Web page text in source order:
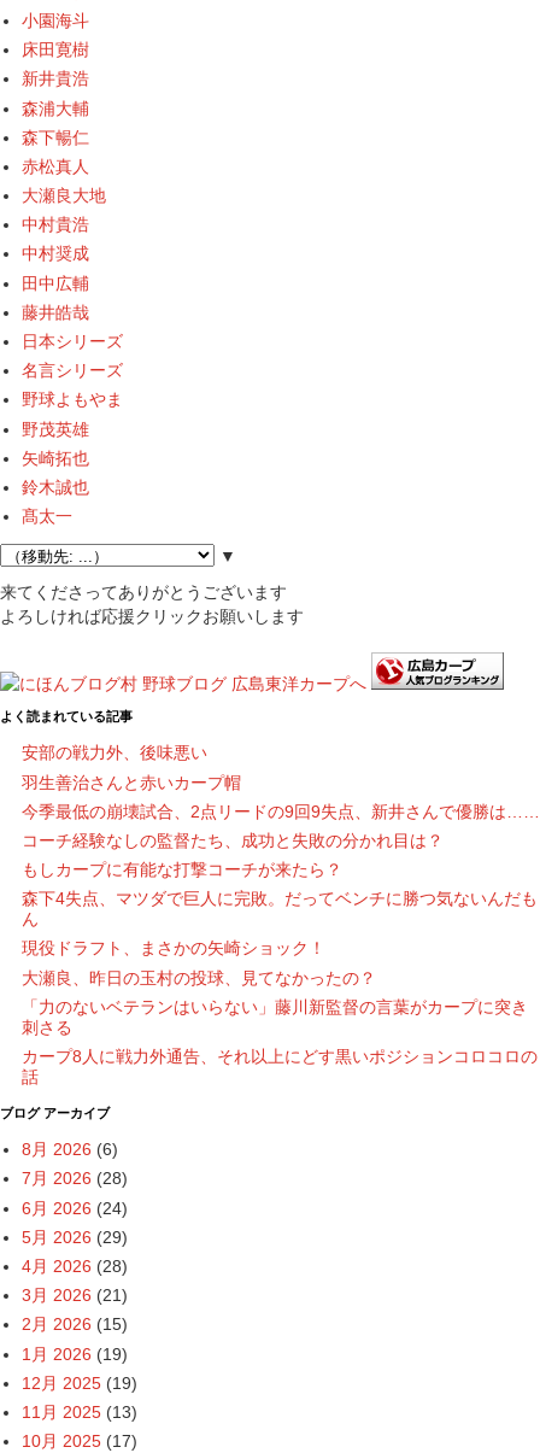
小園海斗
床田寛樹
新井貴浩
森浦大輔
森下暢仁
赤松真人
大瀬良大地
中村貴浩
中村奨成
田中広輔
藤井皓哉
日本シリーズ
名言シリーズ
野球よもやま
野茂英雄
矢崎拓也
鈴木誠也
髙太一
▼
来てくださってありがとうございます
よろしければ応援クリックお願いします
よく読まれている記事
安部の戦力外、後味悪い
羽生善治さんと赤いカープ帽
今季最低の崩壊試合、2点リードの9回9失点、新井さんで優勝は……
コーチ経験なしの監督たち、成功と失敗の分かれ目は？
もしカープに有能な打撃コーチが来たら？
森下4失点、マツダで巨人に完敗。だってベンチに勝つ気ないんだも
ん
現役ドラフト、まさかの矢崎ショック！
大瀬良、昨日の玉村の投球、見てなかったの？
「力のないベテランはいらない」藤川新監督の言葉がカープに突き
刺さる
カープ8人に戦力外通告、それ以上にどす黒いポジションコロコロの
話
ブログ アーカイブ
8月 2026 (6)
7月 2026 (28)
6月 2026 (24)
5月 2026 (29)
4月 2026 (28)
3月 2026 (21)
2月 2026 (15)
1月 2026 (19)
12月 2025 (19)
11月 2025 (13)
10月 2025 (17)